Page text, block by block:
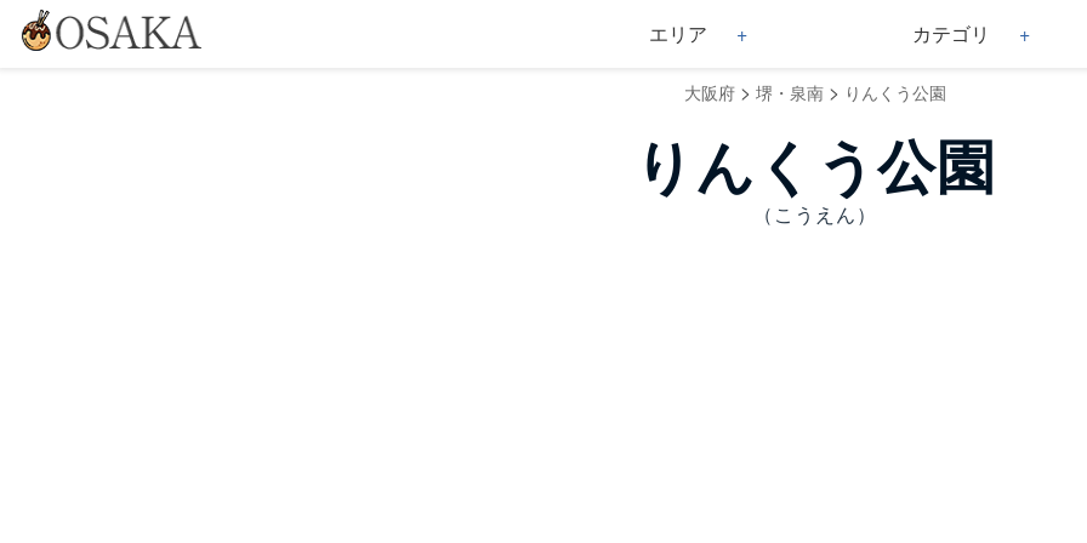
エリア カテゴリ
大阪府 > 堺・泉南 > りんくう公園
りんくう公園
（こうえん）